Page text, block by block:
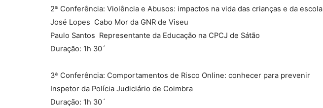
2ª Conferência: Violência e Abusos: impactos na vida das crianças e da escola
José Lopes  Cabo Mor da GNR de Viseu
Paulo Santos  Representante da Educação na CPCJ de Sátão
Duração: 1h 30´
3ª Conferência: Comportamentos de Risco Online: conhecer para prevenir
Inspetor da Polícia Judiciário de Coimbra
Duração: 1h 30´